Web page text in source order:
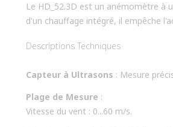
Le HD_52.3D est un anémomètre à
d'un chauffage intégré, il empêche
bien plus encore.
Descriptions Techniques
Capteur à Ultrasons : Mesure
Plage de Mesure :
Vitesse du vent : 0...60 m/s.